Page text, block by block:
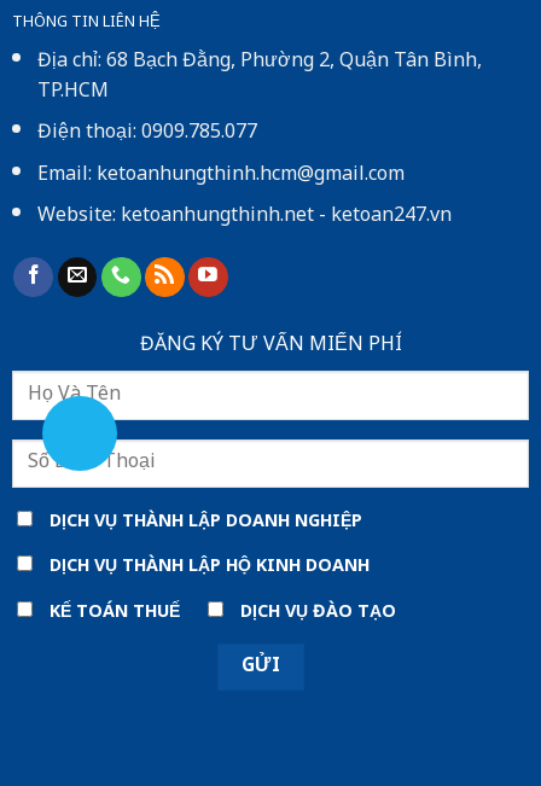
THÔNG TIN LIÊN HỆ
Địa chỉ: 68 Bạch Đằng, Phường 2, Quận Tân Bình,
TP.HCM
Điện thoại: 0909.785.077
Email: ketoanhungthinh.hcm@gmail.com
Website:ketoanhungthinh.net-ketoan247.vn
ĐĂNG KÝ TƯ VẤN MIẾN PHÍ
DỊCH VỤ THÀNH LẬP DOANH NGHIỆP
DỊCH VỤ THÀNH LẬP HỘ KINH DOANH
KẾ TOÁN THUẾ
DỊCH VỤ ĐÀO TẠO